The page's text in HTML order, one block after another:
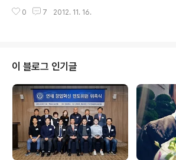
한번 감사드립니다 ! 이후 김철관 협회장님의 행사 축하 인
었습니다. 정문에 들어서자마자 학부생들에게 입후보자 홍
을비가 촉촉히 내리는 어느 날, 경희대학교에서 ‘경영대학
산학협력 맞춤형 교육과정’의 일환으로 대학생들을 만나게
되었습니다. 사실 전 대학생 때 전공이 생물학이었기 때문
에, 오늘 만날 경영학과 학생들에게 어떤 메시지를 전달할
수 있을지 주말 동안에 저 스스로도 고민하면서 수많은 질
문을 던져보았습니다. 강의실에 들어서 플..
0 7 2012. 11. 16.
이 블로그 인기글